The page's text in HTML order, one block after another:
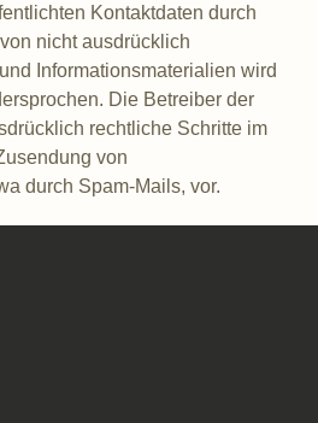
Kontaktdaten durch
nicht ausdrücklich
Informationsmaterialien wird
Die Betreiber der
rechtliche Schritte im
von
durch Spam-Mails, vor.